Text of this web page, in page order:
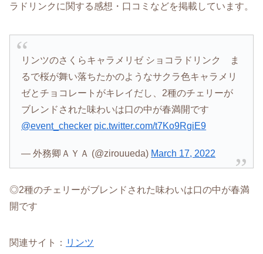
ラドリンクに関する感想・口コミなどを掲載しています。
リンツのさくらキャラメリゼ ショコラドリンク ま
るで桜が舞い落ちたかのようなサクラ色キャラメリ
ゼとチョコレートがキレイだし、2種のチェリーが
ブレンドされた味わいは口の中が春満開です
@event_checker pic.twitter.com/t7Ko9RgiE9
— 外務卿ＡＹＡ (@zirouueda) March 17, 2022
◎2種のチェリーがブレンドされた味わいは口の中が春満
開です
関連サイト： リンツ